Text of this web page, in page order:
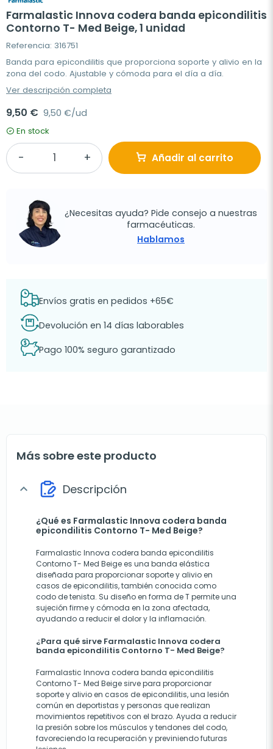
Farmalastic Innova codera banda epicondilitis
Contorno T- Med Beige, 1 unidad
Referencia: 316751
Banda para epicondilitis que proporciona soporte y alivio en la
zona del codo. Ajustable y cómoda para el día a día.
Ver descripción completa
9,50 € 9,50 €/ud
En stock
Añadir al carrito
¿Necesitas ayuda? Pide consejo a nuestras
farmacéuticas.
Hablamos
Envíos gratis en pedidos +65€
Devolución en 14 días laborables
Pago 100% seguro garantizado
Más sobre este producto
expand_more Descripción
¿Qué es Farmalastic Innova codera banda
epicondilitis Contorno T- Med Beige?
Farmalastic Innova codera banda epicondilitis
Contorno T- Med Beige es una banda elástica
diseñada para proporcionar soporte y alivio en
casos de epicondilitis, también conocida como
codo de tenista. Su diseño en forma de T permite una
sujeción firme y cómoda en la zona afectada,
ayudando a reducir el dolor y la inflamación.
¿Para qué sirve Farmalastic Innova codera
banda epicondilitis Contorno T- Med Beige?
Farmalastic Innova codera banda epicondilitis
Contorno T- Med Beige sirve para proporcionar
soporte y alivio en casos de epicondilitis, una lesión
común en deportistas y personas que realizan
movimientos repetitivos con el brazo. Ayuda a reducir
la presión sobre los músculos y tendones del codo,
favoreciendo la recuperación y previniendo futuras